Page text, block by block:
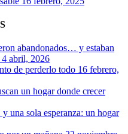
abandonados… y estaban
4 abril, 2026
de perderlo todo 16 febrero,
un hogar donde crecer
una sola esperanza: un hogar